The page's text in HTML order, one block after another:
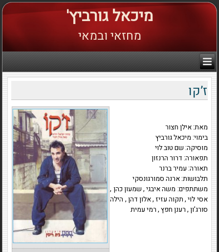
מיכאל גורביץ'
מחזאי ובמאי
ז’קו
מאת: אילן חצור
בימוי: מיכאל גורביץ
מוסיקה: שם טוב לוי
תפאורה: דרור הרנזון
תאורה: עמיר ברנר
תלבושות: ארנה סמורגונסקי
משתתפים: משה איבגי , שמעון כהן ,
אסי לוי , תקוה עזיז , אלון דהן , הילה
סורג’ון , רענן חפץ , רמי עמית